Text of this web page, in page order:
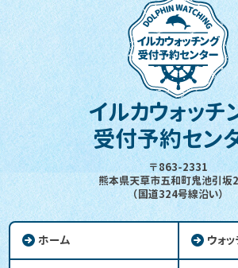
イルカウォッチ
受付予約セン
〒863-2331
熊本県天草市五和町鬼池引坂
（国道324号線沿い）
ホーム ウォ